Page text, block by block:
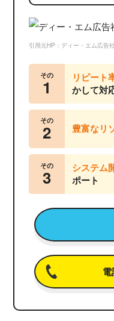
引用元HP：ディー・エム広告
その
1 リピート
かして対
その
2 豊富なリ
その
3 システム
ポート